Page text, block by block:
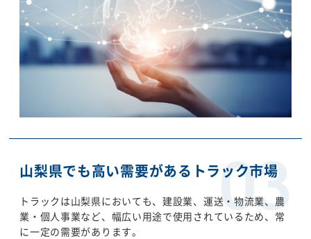
山梨県でも高い需要があるトラック市場
トラックは山梨県においても、建設業、運送・物流業、農
業・個人事業など、幅広い用途で使用されているため、常
に一定の需要があります。